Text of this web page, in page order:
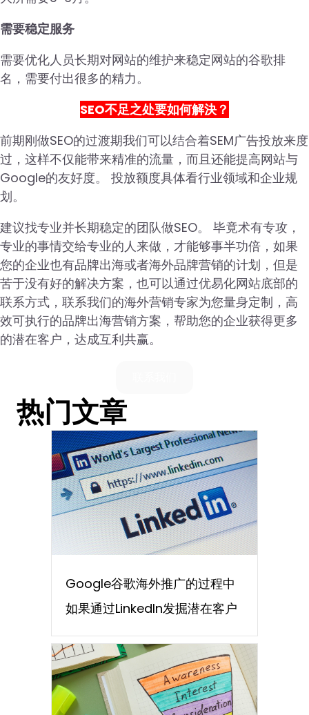
需要稳定服务
需要优化人员长期对网站的维护来稳定网站的谷歌排
名，需要付出很多的精力。
SEO不足之处要如何解決？
前期刚做SEO的过渡期我们可以结合着SEM广告投放来度
过，这样不仅能带来精准的流量，而且还能提高网站与
Google的友好度。 投放额度具体看行业领域和企业规
划。
建议找专业并长期稳定的团队做SEO。 毕竟术有专攻，
专业的事情交给专业的人来做，才能够事半功倍，如果
您的企业也有品牌出海或者海外品牌营销的计划，但是
苦于没有好的解决方案，也可以通过优易化网站底部的
联系方式，联系我们的海外营销专家为您量身定制，高
效可执行的品牌出海营销方案，帮助您的企业获得更多
的潜在客户，达成互利共赢。
热门文章
Google谷歌海外推广的过程中
如果通过LinkedIn发掘潜在客户